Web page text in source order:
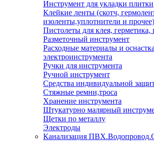
Инструмент для укладки плитки
Клейкие ленты (скотч,
изоленты,уплотнители и прочее)
Пистолеты для клея, герметика,
Разметочный инструмент
Расходные материалы и
электроинструмента
Ручки для инструмента
Ручной инструмент
Средства индивидуальной
Стяжные ремни,троса
Хранение инструмента
Штукатурно малярный
Щетки по металлу
Электроды
Канализация